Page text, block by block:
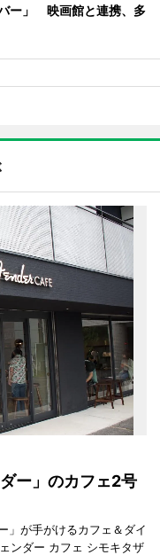
ー」 映画館と連携、多
ー」のカフェ2号
」が手がけるカフェ＆ダイ
ンダー カフェ シモキタザ